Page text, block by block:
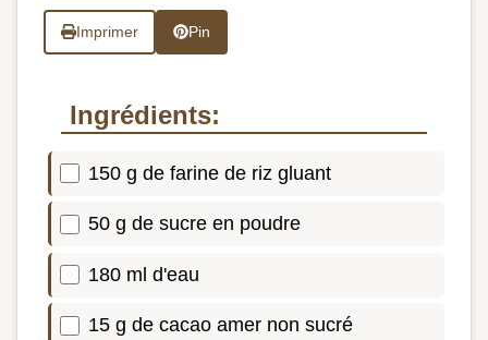
Imprimer Pin
Ingrédients:
150 g de farine de riz gluant
50 g de sucre en poudre
180 ml d'eau
15 g de cacao amer non sucré